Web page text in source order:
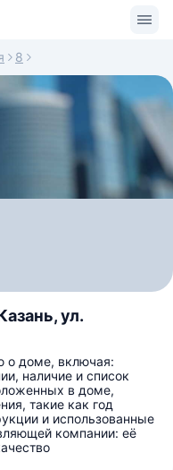
8
ул.
о доме, включая:
наличие и список
в доме,
такие как год
и использованные
компании: её